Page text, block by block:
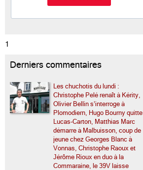
1
Derniers commentaires
Les chuchotis du lundi :
Christophe Pelé renaît à Kérity,
Olivier Bellin s’interroge à
Plomodiern, Hugo Bourny quitte
Lucas-Carton, Matthias Marc
démarre à Malbuisson, coup de
jeune chez Georges Blanc à
Vonnas, Christophe Raoux et
Jérôme Rioux en duo à la
Commaraine, le 39V laisse